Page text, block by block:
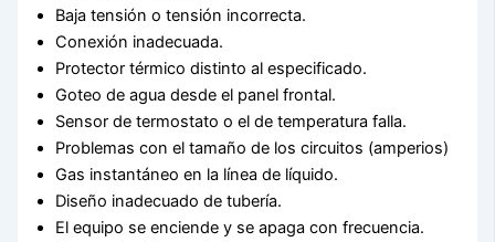
Baja tensión o tensión incorrecta.
Conexión inadecuada.
Protector térmico distinto al especificado.
Goteo de agua desde el panel frontal.
Sensor de termostato o el de temperatura falla.
Problemas con el tamaño de los circuitos (amperios)
Gas instantáneo en la línea de líquido.
Diseño inadecuado de tubería.
El equipo se enciende y se apaga con frecuencia.